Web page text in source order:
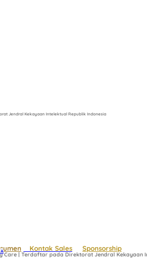
Jendral Kekayaan Intelektual Republik Indonesia
Kontak Sales Sponsorship
Care | Terdaftar pada Direktorat Jendral Kekayaan